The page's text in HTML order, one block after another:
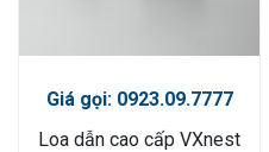
Giá gọi: 0923.09.7777
Loa dẫn cao cấp VXnest